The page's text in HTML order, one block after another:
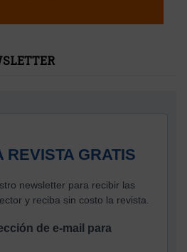
REVISTA GRATIS
newsletter para recibir las
y reciba sin costo la revista.
de e-mail para